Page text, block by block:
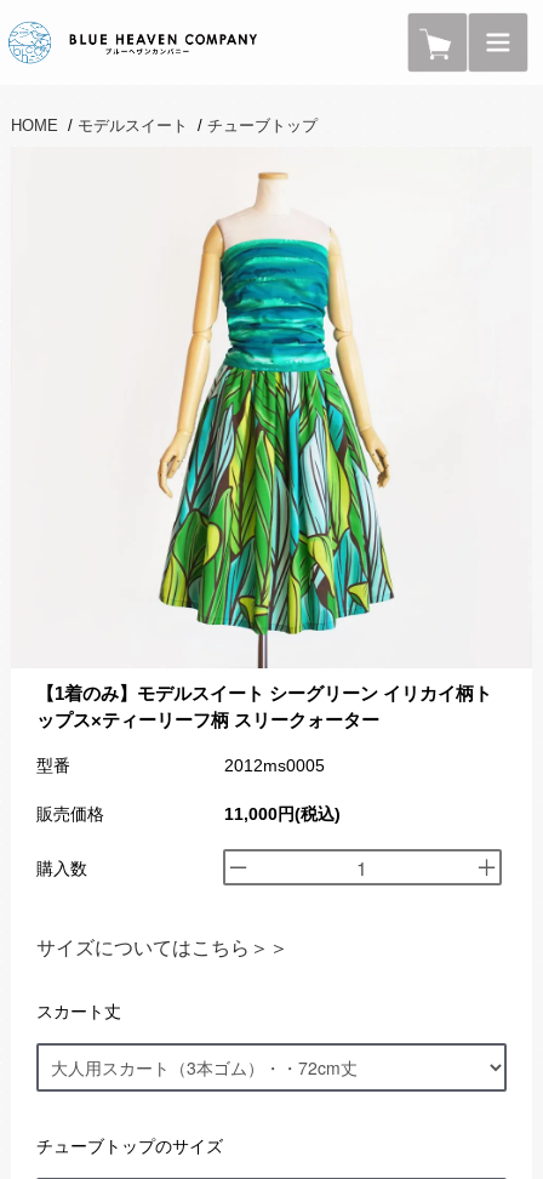
HOME / モデルスイート / チューブトップ
【1着のみ】モデルスイート シーグリーン イリカイ柄ト
ップス×ティーリーフ柄 スリークォーター
型番 2012ms0005
販売価格 11,000円(税込)
購入数
サイズについてはこちら＞＞
スカート丈
チューブトップのサイズ